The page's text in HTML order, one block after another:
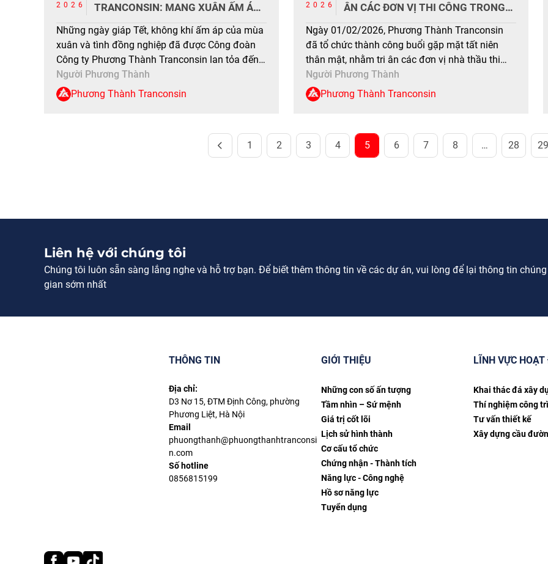
2026
TRANCONSIN: MANG XUÂN ẤM ÁP
ĐẾN CÁC CÔNG TRƯỜNG
Những ngày giáp Tết, không khí ấm áp của mùa
xuân và tình đồng nghiệp đã được Công đoàn
Công ty Phương Thành Tranconsin lan tỏa đến
khắp các công trường. Với tinh thần sẻ chia, yêu
thương, đoàn công tác do ông Võ Quang Lâm –
Phó Tổng Giám đốc/CT Công và ông Nguyễn […]
Người Phương Thành
Phương Thành Tranconsin
2026
ÂN CÁC ĐƠN VỊ THI CÔNG TRONG
BUỔI GẶP MẶT CUỐI NĂM
Ngày 01/02/2026, Phương Thành Tranconsin
đã tổ chức thành công buổi gặp mặt tất niên
thân mật, nhằm tri ân các đơn vị nhà thầu thi
công đã đồng hành trong suốt một năm qua.
Buổi gặp có sự tham dự của ông Phạm Văn
Khôi – CT HĐQT/TGĐ, ông Ngô Bá Toản – Phó
Người Phương Thành
Phương Thành Tranconsin
1 2 3 4 5 6 7 8 … 28 29
Liên hệ với chúng tôi
Chúng tôi luôn sẵn sàng lắng nghe và hỗ trợ bạn. Để biết thêm thông tin về các dự án, vui lòng để lại thông tin
gian sớm nhất
THÔNG TIN
Địa chỉ:
D3 Nơ 15, ĐTM Định Công, phường
Phương Liệt, Hà Nội
Email
phuongthanh@phuongthanhtranconsi
n.com
Số hotline
0856815199
GIỚI THIỆU
Những con số ấn tượng
Tầm nhìn – Sứ mệnh
Giá trị cốt lõi
Lịch sử hình thành
Cơ cấu tổ chức
Chứng nhận - Thành tích
Năng lực - Công nghệ
Hồ sơ năng lực
Tuyển dụng
LĨNH VỰC HOẠT
Khai thác đá xây
Thí nghiệm công
Tư vấn thiết kế
Xây dựng cầu